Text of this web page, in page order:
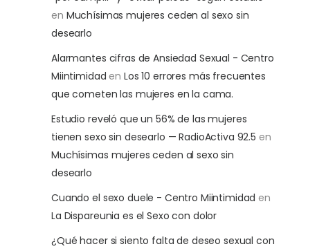
en Muchísimas mujeres ceden al sexo sin
desearlo
Alarmantes cifras de Ansiedad Sexual - Centro
Miintimidad en Los 10 errores más frecuentes
que cometen las mujeres en la cama.
Estudio reveló que un 56% de las mujeres
tienen sexo sin desearlo — RadioActiva 92.5 en
Muchísimas mujeres ceden al sexo sin
desearlo
Cuando el sexo duele - Centro Miintimidad en
La Dispareunia es el Sexo con dolor
¿Qué hacer si siento falta de deseo sexual con